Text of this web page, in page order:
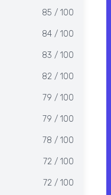
85 / 100
84 / 100
83 / 100
82 / 100
79 / 100
79 / 100
78 / 100
72 / 100
72 / 100